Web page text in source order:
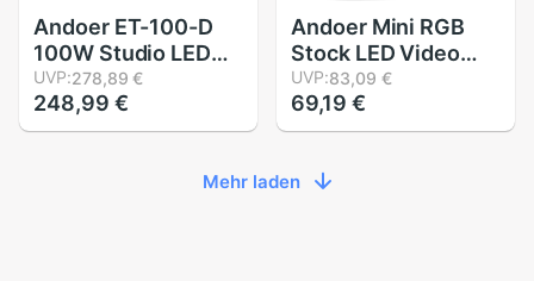
Andoer ET-100-D
100W Studio LED
Kontinuierliche
Video Licht 5600K
Einstellbare
UVP:278,89 €
248,99 €
Andoer Mini RGB
Stock LED Video
Licht Volle Farbe
Magnetische
Handheld RGB
Lampe Dimmbare
UVP:83,09 €
69,19 €
Mehr laden